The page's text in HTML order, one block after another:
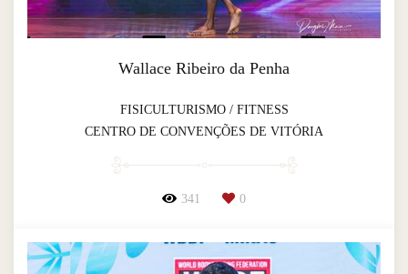
Wallace Ribeiro da Penha
FISICULTURISMO / FITNESS
CENTRO DE CONVENÇÕES DE VITÓRIA
341 0